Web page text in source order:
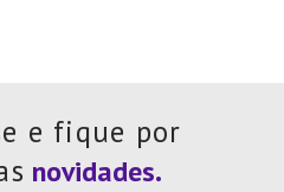
e fique por